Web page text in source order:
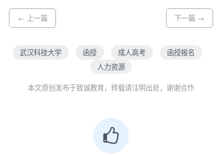
月学院接到校图书馆委托，定做一尊张之洞胸
塑小稿完成，经领导审阅，通过设计方案。2020
年8月初开始1:1比例泥塑创作，于8月27日完成玻
璃钢材质胸像。该作品表面以仿铜材质表现，暂
铜材质进行替换。（艺术学院）
← 上一篇 下一篇 →
武汉科技大学 函授 成人高考
函授报名
人力资源
本文原创发布于致诚教育，转载请注明出处，谢谢合作